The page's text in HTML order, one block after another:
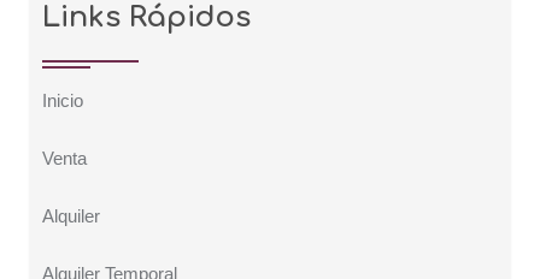
Links Rápidos
Inicio
Venta
Alquiler
Alquiler Temporal